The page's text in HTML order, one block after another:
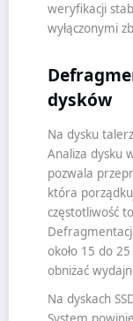
weryfikacji
wyłączonymi
dysków
Na dysku
Analiza dysku
pozwala
która
częstotliwość
około 15 do
obniżać
Na dyskach